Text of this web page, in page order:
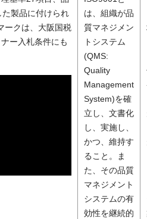
製品に付けられ
ークは、大阪国税
ー入札条件にも
は、組織が品
質マネジメン
トシステム
(QMS:
Quality
Management
System)を確
立し、文書化
し、実施し、
かつ、維持す
ること。ま
た、その品質
マネジメント
システムの有
効性を継続的